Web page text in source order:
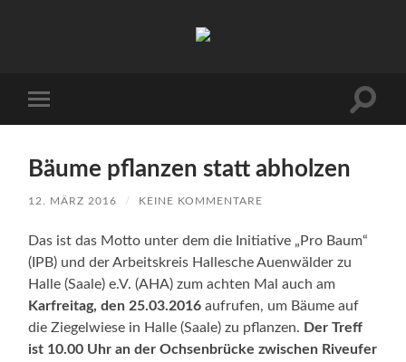
Saale
Menü
Bäume pflanzen statt abholzen
12. MÄRZ 2016 / KEINE KOMMENTARE
Das ist das Motto unter dem die Initiative „Pro Baum“
(IPB) und der Arbeitskreis Hallesche Auenwälder zu
Halle (Saale) e.V. (AHA) zum achten Mal auch am
Karfreitag, den 25.03.2016 aufrufen, um Bäume auf
die Ziegelwiese in Halle (Saale) zu pflanzen. Der Treff
ist 10.00 Uhr an der Ochsenbrücke zwischen Riveufer